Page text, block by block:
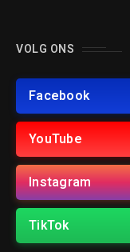
VOLG ONS
Facebook
YouTube
Instagram
TikTok